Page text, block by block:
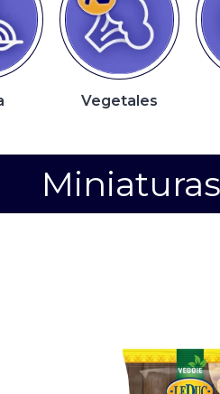
Vegetales